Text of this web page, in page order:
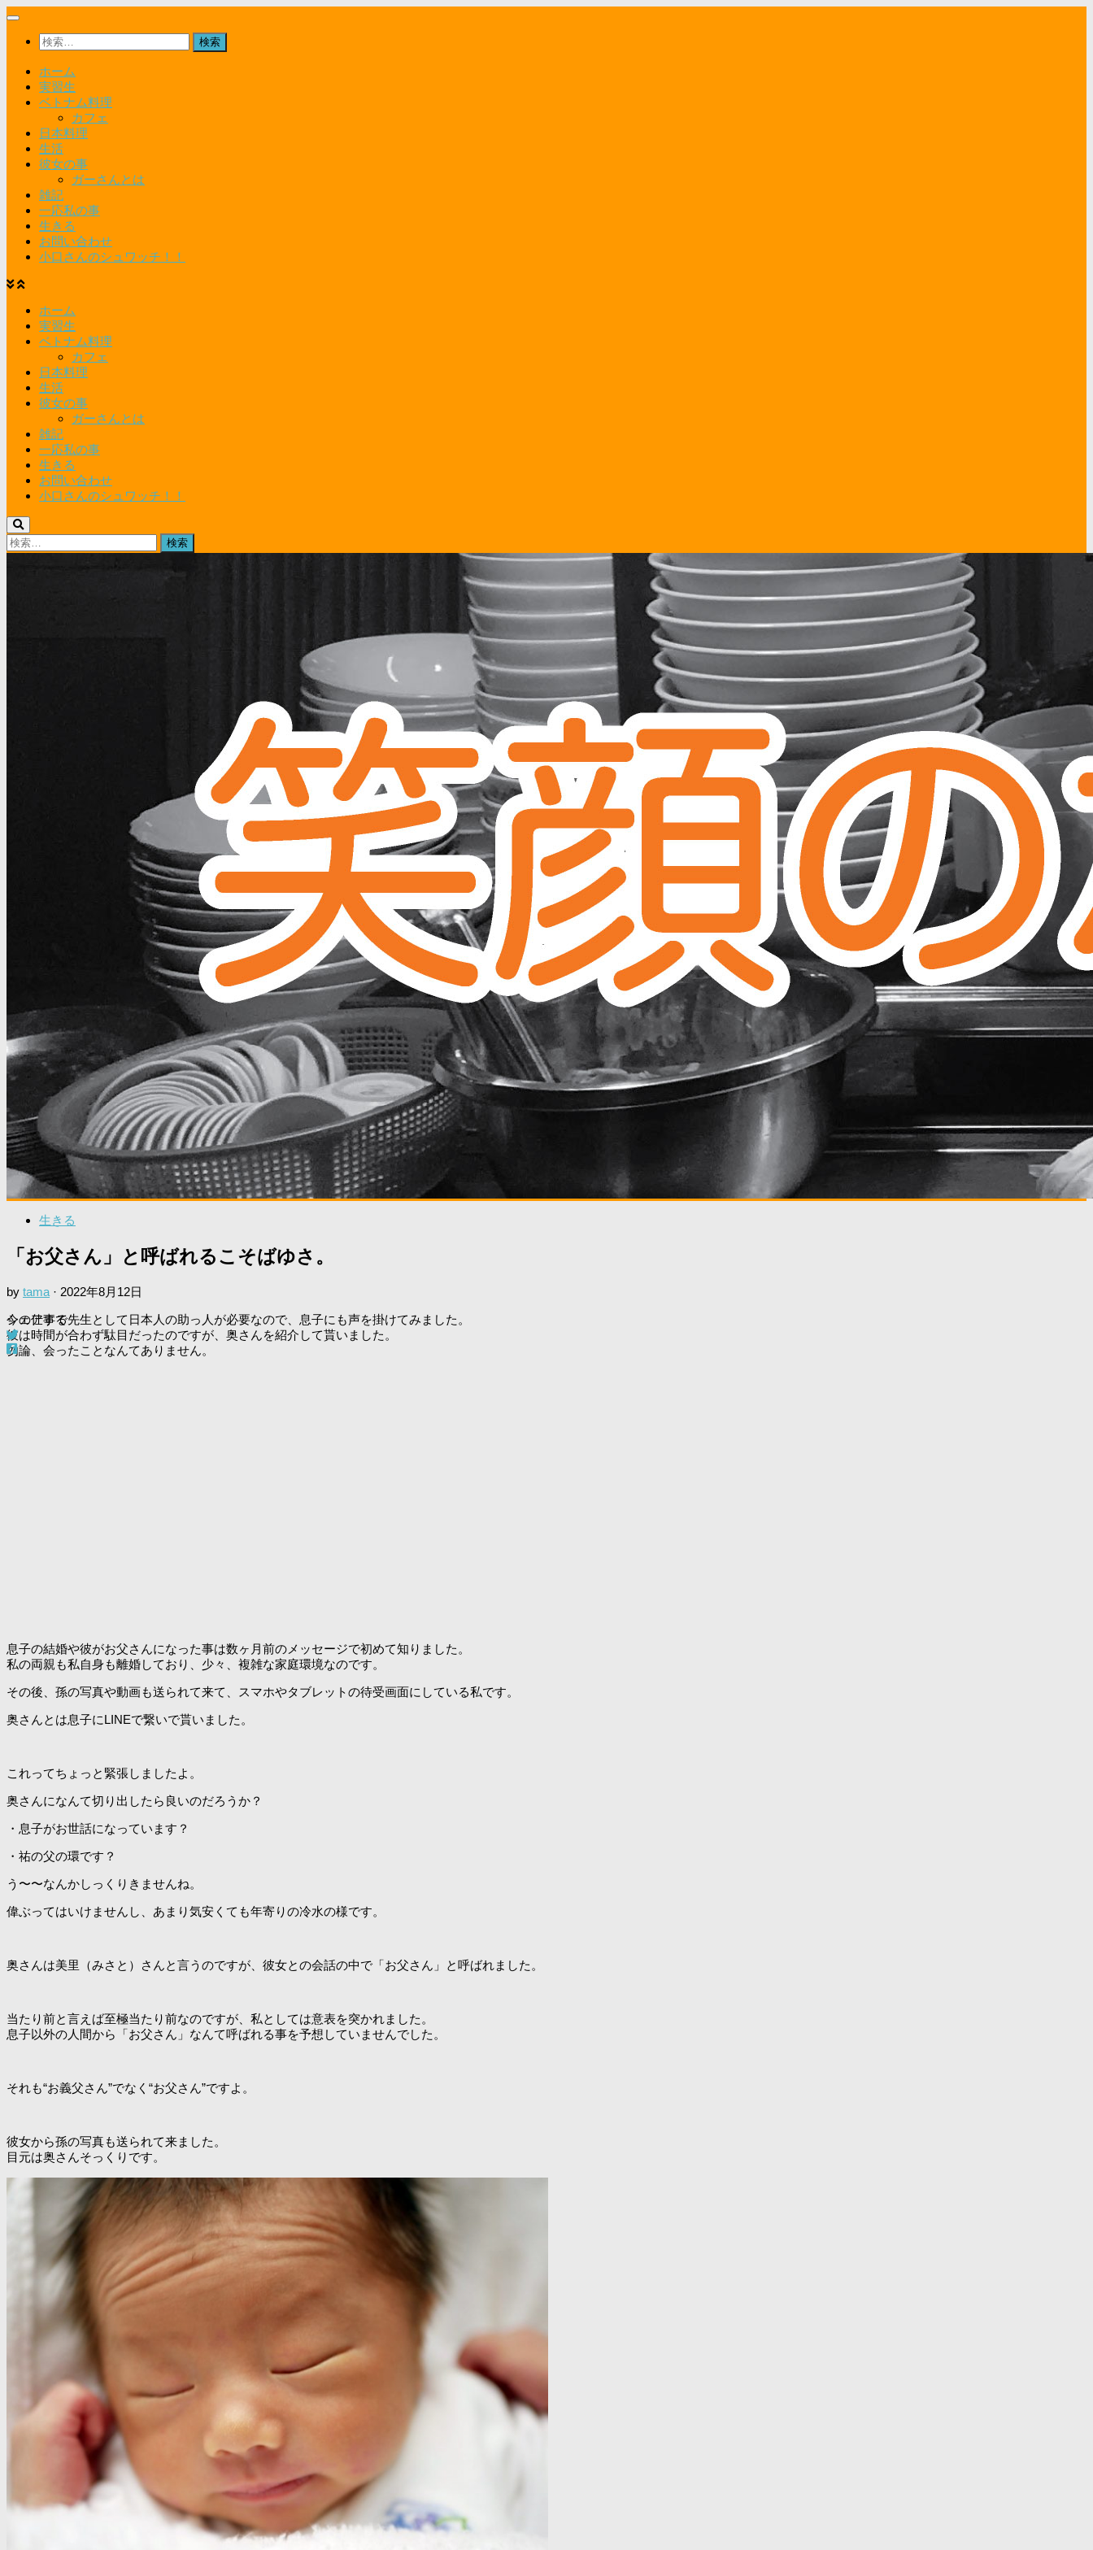
コ
検
索:
ホーム
実習生
ベトナム料理
カフェ
日本料理
生活
彼女の事
ガーさんとは
雑記
一応私の事
生きる
お問い合わせ
小口さんのシュワッチ！！
ホーム
実習生
ベトナム料理
カフェ
日本料理
生活
彼女の事
ガーさんとは
雑記
一応私の事
生きる
お問い合わせ
小口さんのシュワッチ！！
検
索:
生きる
「お父さん」と呼ばれるこそばゆさ。
by tama · 2022年8月12日
今の仕事で先生として日本人の助っ人が必要なので、息子にも声を掛けてみました。
彼は時間が合わず駄目だったのですが、奥さんを紹介して貰いました。
勿論、会ったことなんてありません。
息子の結婚や彼がお父さんになった事は数ヶ月前のメッセージで初めて知りました。
私の両親も私自身も離婚しており、少々、複雑な家庭環境なのです。
その後、孫の写真や動画も送られて来て、スマホやタブレットの待受画面にしている私です。
奥さんとは息子にLINEで繋いで貰いました。
これってちょっと緊張しましたよ。
奥さんになんて切り出したら良いのだろうか？
・息子がお世話になっています？
・祐の父の環です？
う〜〜なんかしっくりきませんね。
偉ぶってはいけませんし、あまり気安くても年寄りの冷水の様です。
奥さんは美里（みさと）さんと言うのですが、彼女との会話の中で「お父さん」と呼ばれました。
当たり前と言えば至極当たり前なのですが、私としては意表を突かれました。
息子以外の人間から「お父さん」なんて呼ばれる事を予想していませんでした。
それも“お義父さん”でなく“お父さん”ですよ。
彼女から孫の写真も送られて来ました。
目元は奥さんそっくりです。
シェアする